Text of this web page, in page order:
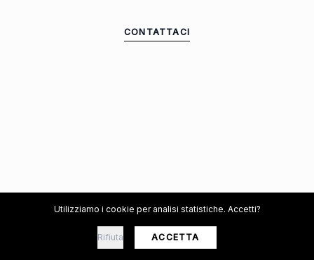
CONTATTACI
Utilizziamo i cookie per analisi statistiche. Accetti?
Rifiuta ACCETTA